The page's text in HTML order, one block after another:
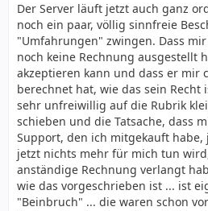
Der Server läuft jetzt auch ganz
noch ein paar, völlig sinnfreie
"Umfahrungen" zwingen. Dass
noch keine Rechnung ausgestellt
akzeptieren kann und dass er mir
berechnet hat, wie das sein Recht
sehr unfreiwillig auf die Rubrik
schieben und die Tatsache, dass
Support, den ich mitgekauft habe,
jetzt nichts mehr für mich tun
anständige Rechnung verlangt
wie das vorgeschrieben ist ... ist
"Beinbruch" ... die waren schon